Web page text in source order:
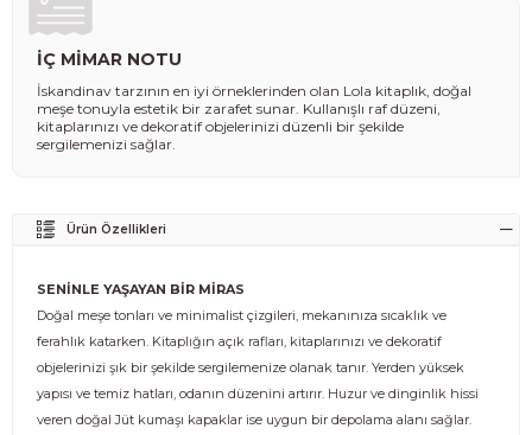
İÇ MİMAR NOTU
İskandinav tarzının en iyi örneklerinden olan Lola kitaplık, doğal
meşe tonuyla estetik bir zarafet sunar. Kullanışlı raf düzeni,
kitaplarınızı ve dekoratif objelerinizi düzenli bir şekilde
sergilemenizi sağlar.
Ürün Özellikleri
SENİNLE YAŞAYAN BİR MİRAS
Doğal meşe tonları ve minimalist çizgileri, mekanınıza sıcaklık ve
ferahlık katarken. Kitaplığın açık rafları, kitaplarınızı ve dekoratif
objelerinizi şık bir şekilde sergilemenize olanak tanır. Yerden yüksek
yapısı ve temiz hatları, odanın düzenini artırır. Huzur ve dinginlik hissi
veren doğal Jüt kumaşı kapaklar ise uygun bir depolama alanı sağlar.